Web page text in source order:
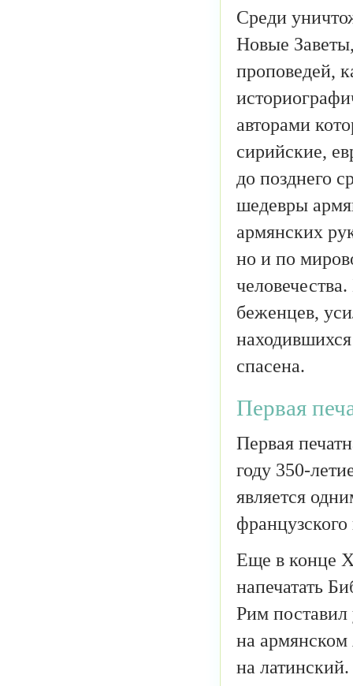
Среди
Новые
проповедей,
авторами
сирийские,
до позднего
шедевры
армянских
но и по
беженцев,
спасена.
Первая
Первая
году 350-
является
Еще в конце
напечатать
Рим поставил
на армянском
на